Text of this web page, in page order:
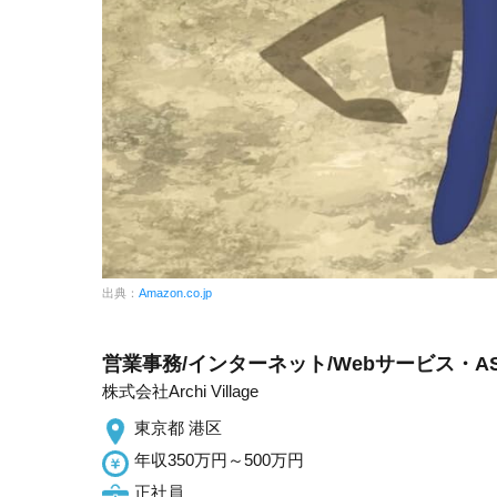
出典： Amazon.co.jp
営業事務/インターネット/Webサービス・
株式会社Archi Village
東京都 港区
年収350万円～500万円
正社員